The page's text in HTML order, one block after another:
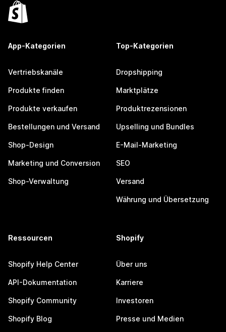
App-Kategorien
Vertriebskanäle
Produkte finden
Produkte verkaufen
Bestellungen und Versand
Shop-Design
Marketing und Conversion
Shop-Verwaltung
Top-Kategorien
Dropshipping
Marktplätze
Produktrezensionen
Upselling und Bundles
E-Mail-Marketing
SEO
Versand
Währung und Übersetzung
Ressourcen
Shopify Help Center
API-Dokumentation
Shopify Community
Shopify Blog
Shopify
Über uns
Karriere
Investoren
Presse und Medien